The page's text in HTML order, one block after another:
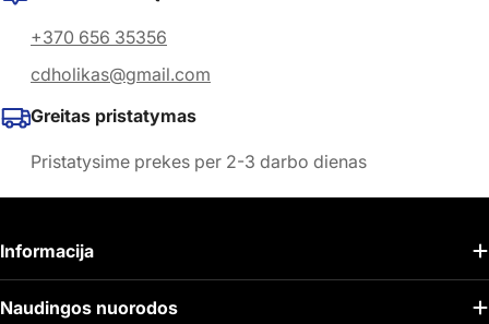
+370 656 35356
cdholikas@gmail.com
Greitas pristatymas
Pristatysime prekes per 2-3 darbo dienas
Informacija
Naudingos nuorodos